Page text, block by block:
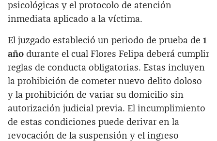
psicológicas y el protocolo de atención
inmediata aplicado a la víctima.
El juzgado estableció un periodo de prueba de 1
año durante el cual Flores Felipa deberá cumplir
reglas de conducta obligatorias. Estas incluyen
la prohibición de cometer nuevo delito doloso
y la prohibición de variar su domicilio sin
autorización judicial previa. El incumplimiento
de estas condiciones puede derivar en la
revocación de la suspensión y el ingreso